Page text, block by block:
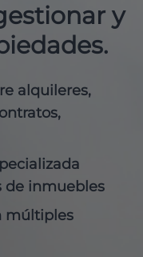
y
alquileres,
de inmuebles
múltiples